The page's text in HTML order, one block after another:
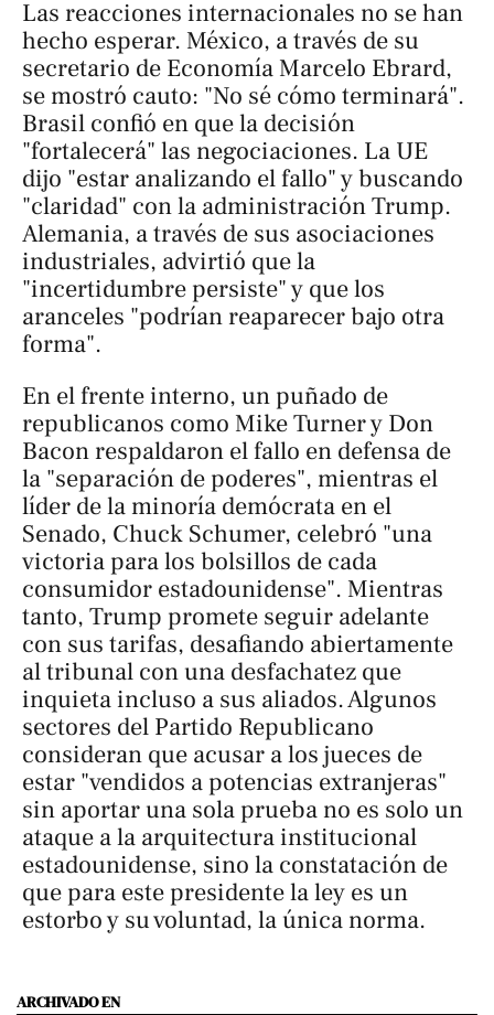
Las reacciones internacionales no se han
hecho esperar. México, a través de su
secretario de Economía Marcelo Ebrard,
se mostró cauto: "No sé cómo terminará".
Brasil confió en que la decisión
"fortalecerá" las negociaciones. La UE
dijo "estar analizando el fallo" y buscando
"claridad" con la administración Trump.
Alemania, a través de sus asociaciones
industriales, advirtió que la
"incertidumbre persiste" y que los
aranceles "podrían reaparecer bajo otra
forma".
En el frente interno, un puñado de
republicanos como Mike Turner y Don
Bacon respaldaron el fallo en defensa de
la "separación de poderes", mientras el
líder de la minoría demócrata en el
Senado, Chuck Schumer, celebró "una
victoria para los bolsillos de cada
consumidor estadounidense". Mientras
tanto, Trump promete seguir adelante
con sus tarifas, desafiando abiertamente
al tribunal con una desfachatez que
inquieta incluso a sus aliados. Algunos
sectores del Partido Republicano
consideran que acusar a los jueces de
estar "vendidos a potencias extranjeras"
sin aportar una sola prueba no es solo un
ataque a la arquitectura institucional
estadounidense, sino la constatación de
que para este presidente la ley es un
estorbo y su voluntad, la única norma.
ARCHIVADO EN